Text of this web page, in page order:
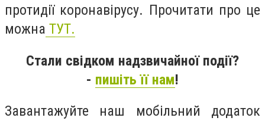
протидії коронавірусу. Прочитати про це
можна ТУТ.
Стали свідком надзвичайної події?
- пишіть її нам!
Завантажуйте наш мобільний додаток